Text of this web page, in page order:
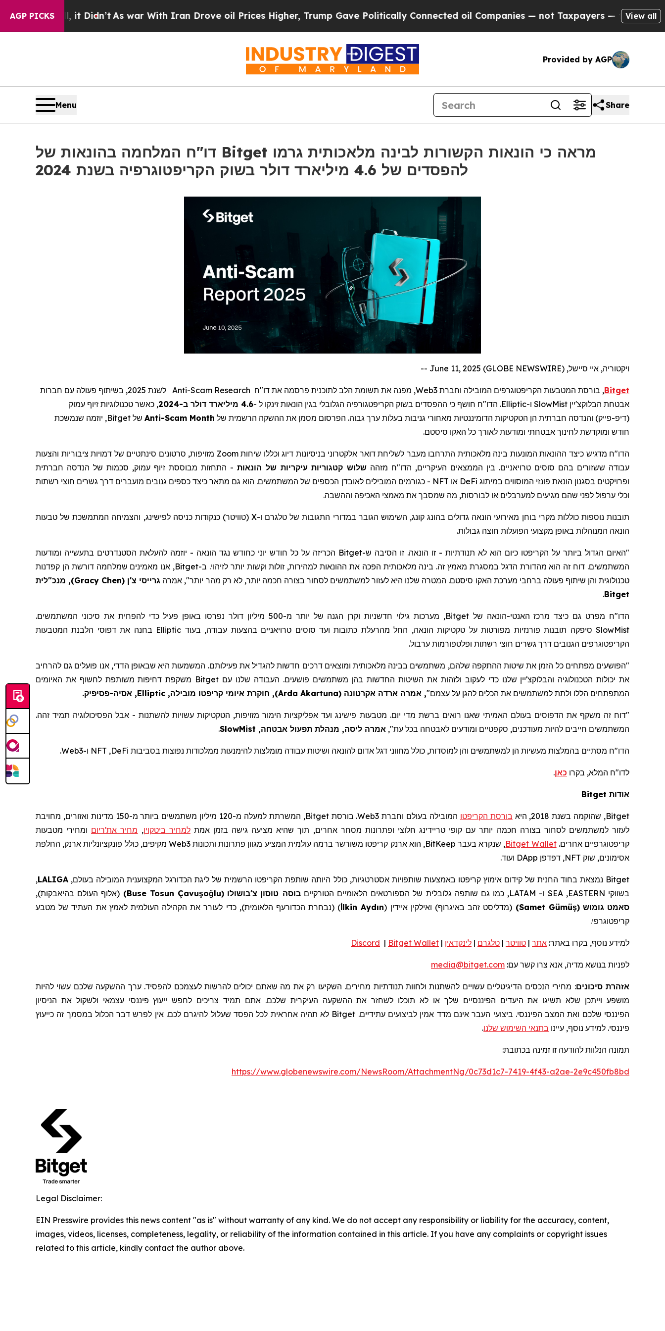
AGP PICKS
it Didn’t As war With Iran Drove oil Prices Higher, Trump Gave Politically Connected oil Companies — not Taxpayers — the Chance to Cash
View all
Provided by AGP
Menu Share
דו"ח המלחמה בהונאות של Bitget מראה כי הונאות הקשורות לבינה מלאכותית גרמו
להפסדים של 4.6 מיליארד דולר בשוק הקריפטוגרפיה בשנת 2024
ויקטוריה, איי סיישל, June 11, 2025 (GLOBE NEWSWIRE) --
Bitget, בורסת המטבעות הקריפטוגרפים המובילה וחברת Web3
, מפנה את תשומת הלב לתוכנית פרסמה את דו"ח Anti-Scam Research
לשנת 2025, בשיתוף פעולה עם חברות
אבטחת הבלוקצ'יין SlowMist ו-Elliptic. הדו"ח חושף כי ההפסדים בשוק הקריפטגורפיה הגלובלי בגין הונאות זינקו ל -4.6 מיליארד דולר ב-2024
, כאשר טכנולוגיות זיוף עמוק
(דיפ-פייק) והנדסה חברתית הן הטקטיקות הדומיננטיות מאחורי גניבות בעלות ערך גבוה. הפרסום מסמן את ההשקה הרשמית של Anti-Scam Month של Bitget, יוזמה שנמשכת
חודש ומוקדשת לחינוך אבטחתי ומודעות לאורך כל האקו סיסטם.
הדו"ח מדגיש כיצד ההונאות המונעות בינה מלאכותית התרחבו מעבר לשליחת דואר אלקטרוני בניסיונות דיוגוכללו שיחותZoom מזויפות, סרטונים סינתטיים של דמויות ציבוריות והצעות
עבודה ששזורים בהם סוסים טרויאניים. בין הממצאים העיקריים, הדו"ח מזהה שלוש קטגוריות עיקריות של הונאות - התחזות מבוססת זיוף עמוק, סכמות של הנדסה חברתית
ופרויקטים בסגנון הונאת פונזי המוסווים במיתוג DeFi או NFT - כגורמים המובילים לאובדן הכספים של המשתמשים. הוא גם מתאר כיצד כספים גנובים מועברים דרך גשרים חוצי רשתות
וכלי ערפול לפני שהם מגיעים למערבלים או לבורסות, מה שמסבך את מאמצי האכיפה וההשבה.
תובנות נוספות כוללות מקרי בוחן מאירועי הונאה גדולים בהונג קונג, השימוש הגובר במדורי התגובות של טלגרם ו-X ( טוויטר) כנקודות כניסהלפישינג, והצמיחה המתמשכת של טבעות
הונאה המנוהלות באופן מקצועי הפועלות חוצה גבולות.
"האיום הגדול ביותר על הקריפטו כיום הוא לא תנודתיות - זו הונאה. זו הסיבה ש-Bitget הכריזה על כל חודש יוני כחודש נגד הונאה - יוזמה להעלאת הסטנדרטים בתעשייה ומודעות
המשתמשים. דוח זה הוא מהדורת הדגל במסגרת מאמץ זה. בינה מלאכותית הפכה את ההונאות למהירות, זולות וקשות יותר לזיהוי. ב-Bitget, אנו מאמינים שמלחמה דורשת הן קפדנות
טכנולוגית והן שיתוף פעולה ברחבי מערכת האקו סיסטם. המטרה שלנו היא לעזור למשתמשים לסחור בצורה חכמה יותר, לא רק מהר יותר", אמרה גרייסי צ'ן (
Gracy Chen
), מנכ"לית
Bitget
.
הדו"ח מפרט גם כיצד מרכז האנטי-הונאה שלBitget, מערכות גילוי חדשניות וקרן הגנה של יותר מ-500 מיליון דולר נפרסו באופן פעיל כדי להפחית את סיכוני המשתמשים.
SlowMistסיפקה תובנות פורנזיות מפורטות על טקטיקות הונאה, החל מהרעלת כתובות ועד סוסים טרויאניים בהצעות עבודה, בעוד Elliptic בחנה את דפוסי הלבנת המטבעות
הקריפטוגרפים הגנובים דרך גשרים חוצי רשתות ופלטפורמות ערבול.
"הפושעים מפתחים כל הזמן את שיטות ההתקפה שלהם, משתמשים בבינה מלאכותית ומוצאים דרכים חדשות להגדיל את פעילותם. המשמעות היא שבאופן הדדי, אנו פועלים גם להרחיב
את יכולות הטכנולוגיה והבלוקצ'יין שלנו כדי לעקוב ולזהות את השיטות החדשות בהן משתמשים פושעים. העבודה שלנו עם Bitget משקפת דחיפות משותפת לחשוף את האיומים
המתפתחים הללו ולתת למשתמשים את הכלים להגן על עצמם", אמרה ארדה אקרטונה (
Arda Akartuna
), חוקרת איומי קריפטו מובילה, Elliptic, אסיה-פסיפיק.
"דוח זה משקף את הדפוסים בעולם האמיתי שאנו רואים ברשת מדי יום. מטבעות פישינגועד אפליקציות הימור מזויפות, הטקטיקות עשויות להשתנות - אבל הפסיכולוגיה תמיד זהה.
המשתמשים חייבים להיות מעודכנים, סקפטיים ומודעים לאבטחה בכל עת", אמרה ליסה, מנהלת תפעול אבטחה, SlowMist
.
הדו"ח מסתיים בהמלצות מעשיות הן למשתמשים והן למוסדות, כולל מחווני דגל אדום להונאה ושיטות עבודה מומלצות להימנעות ממלכודות נפוצות בסביבות DeFi, NFT ו-Web3.
לדו"ח המלא, בקרו כאן.
אודות Bitget
Bitget, שהוקמה בשנת 2018, היא בורסת הקריפטו המובילה בעולם וחברת Web3. בורסתBitget, המשרתת למעלה מ-120
מיליון משתמשים ביותר מ-150 מדינות ואזורים, מחויבת
לעזור למשתמשים לסחור בצורה חכמה יותר עם קופי טריידינג חלוצי ופתרונות מסחר אחרים, תוך שהיא מציעה גישה בזמן אמתלמחיר ביטקוין, מחיר את'ריום ומחירי מטבעות
קריפטוגרפיים אחרים.Bitget Wallet, שנקרא בעבר BitKeep, הוא ארנק קריפטו משורשר ברמה עולמית המציע מגוון פתרונות ותכונותWeb3 מקיפים, כולל פונקציונליות ארנק, החלפת
אסימונים, שוק NFT, דפדפן DApp ועוד.
Bitget נמצאת בחוד החנית של קידום אימוץקריפטו באמצעות שותפויות אסטרטגיות, כולל היותה שותפת הקריפטו הרשמית של ליגת הכדורגל המקצוענית המובילה בעולם, LALIGA
,
בשווקי EASTERN
,
SEA ו- LATAM, כמו גם שותפה גלובלית של הספורטאים הלאומיים הטורקייםבוסה טוסון צ'בושולו (
Buse Tosun Çavuşoğlu
) (אלוף העולם בהיאבקות),
סאמט גומוש (
Samet Gümüş
) (מדליסט זהב באיגרוף) ואילקין איידין ( İlkin Aydın ) (נבחרת הכדורעף הלאומית),כדי לעורר את הקהילה העולמית לאמץ את העתיד של מטבע
קריפטוגרפי.
למידע נוסף, בקרו באתר: אתר | טוויטר | טלגרם | לינקדאין |
Discord | Bitget Wallet
לפניות בנושא מדיה, אנא צרו קשר עם: media@bitget.com
אזהרת סיכונים: מחירי הנכסים הדיגיטליים עשויים להשתנות ולחוות תנודתיות מחירים. השקיעו רק את מה שאתם יכולים להרשות לעצמכם להפסיד. ערך ההשקעה שלכם עשוי להיות
מושפע וייתכן שלא תשיגו את היעדים הפיננסיים שלך או לא תוכלו לשחזר את ההשקעה העיקרית שלכם. אתם תמיד צריכים לחפש ייעוץ פיננסי עצמאי ולשקול את הניסיון
הפיננסי שלכם ואת המצב הפיננסי. ביצועי העבר אינם מדד אמין לביצועים עתידיים. Bitget לא תהיה אחראית לכל הפסד שעלול להיגרם לכם. אין לפרש דבר הכלול במסמך זה כייעוץ
פיננסי. למידע נוסף, עיינו בתנאי השימוש שלנו.
תמונה הנלוות להודעה זו זמינה בכתובת:
https://www.globenewswire.com/NewsRoom/AttachmentNg/0c73d1c7-7419-4f43-a2ae-2e9c450fb8bd
Legal Disclaimer:
EIN Presswire provides this news content "as is" without warranty of any kind. We do not accept any responsibility or liability for the accuracy, content,
images, videos, licenses, completeness, legality, or reliability of the information contained in this article. If you have any complaints or copyright issues
related to this article, kindly contact the author above.